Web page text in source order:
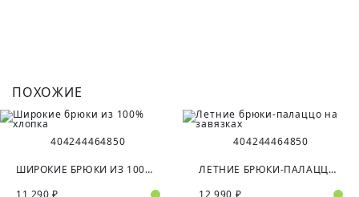
ПОХОЖИЕ
404244464850
ШИРОКИЕ БРЮКИ ИЗ 100% ХЛОПКА
11 290 ₽
404244464850
ЛЕТНИЕ БРЮКИ-ПАЛАЦЦО НА ЗАВЯЗКАХ
12 990 ₽